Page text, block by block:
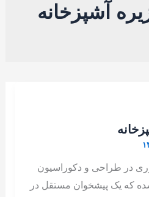
آشپزخانه
در طراحی و دکوراسیون
که یک پیشخوان مستقل در